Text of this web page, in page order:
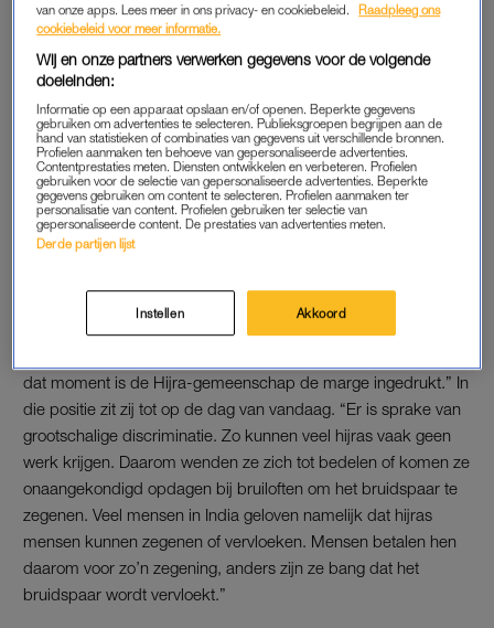
klassieke westerse ideeën rondom gender: “Ik voel me niet
man of vrouw, ik noem mezelf ook non-binair (tussen de
hokjes in of daarbuiten, red.). Daarom was ik zo benieuwd
naar deze traditionele ’transgender’-identiteit. Tussen
aanhalingstekens, want hoewel het westerse begrip
’transgender’ steeds vaker op de hijra-gemeenschap wordt
geplakt, hebben de hijras een unieke traditie die op veel
manieren losstaat van de westerse kijk op trans zijn.”
Toen India werd gekoloniseerd door Groot-Brittannië,
veranderde de gunstige positie van de hijras. “Het Britse
dat moment is de Hijra-gemeenschap de marge ingedrukt.” In
die positie zit zij tot op de dag van vandaag. “Er is sprake van
grootschalige discriminatie. Zo kunnen veel hijras vaak geen
werk krijgen. Daarom wenden ze zich tot bedelen of komen ze
onaangekondigd opdagen bij bruiloften om het bruidspaar te
zegenen. Veel mensen in India geloven namelijk dat hijras
mensen kunnen zegenen of vervloeken. Mensen betalen hen
daarom voor zo’n zegening, anders zijn ze bang dat het
bruidspaar wordt vervloekt.”
van onze apps. Lees meer in ons privacy- en cookiebeleid.
Raadpleeg ons
cookiebeleid voor meer informatie.
Wij en onze partners verwerken gegevens voor de volgende
doeleinden:
Informatie op een apparaat opslaan en/of openen. Beperkte gegevens
gebruiken om advertenties te selecteren. Publieksgroepen begrijpen aan de
hand van statistieken of combinaties van gegevens uit verschillende bronnen.
Profielen aanmaken ten behoeve van gepersonaliseerde advertenties.
Contentprestaties meten. Diensten ontwikkelen en verbeteren. Profielen
gebruiken voor de selectie van gepersonaliseerde advertenties. Beperkte
gegevens gebruiken om content te selecteren. Profielen aanmaken ter
personalisatie van content. Profielen gebruiken ter selectie van
gepersonaliseerde content. De prestaties van advertenties meten.
Derde partijen lijst
Instellen Akkoord